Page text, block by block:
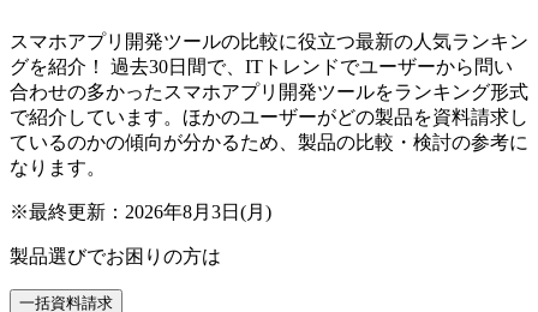
スマホアプリ開発ツールの比較に役立つ最新の人気ランキン
グを紹介！ 過去30日間で、ITトレンドでユーザーから問い
合わせの多かったスマホアプリ開発ツールをランキング形式
で紹介しています。ほかのユーザーがどの製品を資料請求し
ているのかの傾向が分かるため、製品の比較・検討の参考に
なります。
※最終更新： 2026年8月3日(月)
製品選びでお困りの方は
一括資料請求